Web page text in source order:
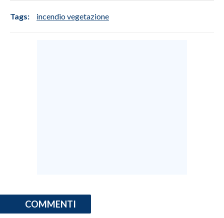
NECROLOGI
Tags: incendio vegetazione
COMMENTI